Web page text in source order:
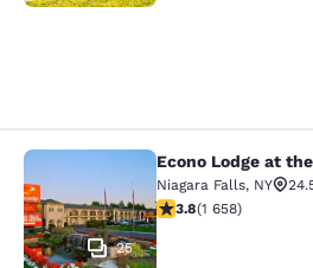
Econo Lodge at the
25
Econo Lodge at
Niagara Falls, NY
3.77 étoiles. Bien.
3.8(1 658)